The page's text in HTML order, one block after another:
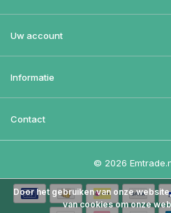
Uw account
Informatie
Contact
© 2026
Door het gebruiken van onze
van cookies om onze